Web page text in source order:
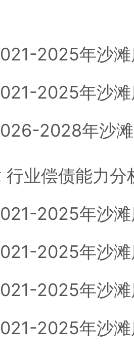
2025年沙
2025年沙
2028年沙
行业偿债能力分
2025年沙
2025年沙
2025年沙
2025年沙